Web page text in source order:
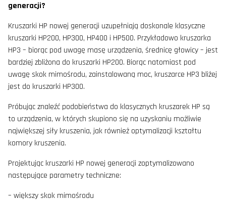
generacji?
Kruszarki HP nowej generacji uzupełniają doskonale klasyczne
kruszarki HP200, HP300, HP400 i HP500. Przykładowo kruszarka
HP3 – biorąc pod uwagę masę urządzenia, średnicę głowicy – jest
bardziej zbliżona do kruszarki HP200. Biorąc natomiast pod
uwagę skok mimośrodu, zainstalowaną moc, kruszarce HP3 bliżej
jest do kruszarki HP300.
Próbując znaleźć podobieństwa do klasycznych kruszarek HP są
to urządzenia, w których skupiono się na uzyskaniu możliwie
największej siły kruszenia, jak również optymalizacji kształtu
komory kruszenia.
Projektując kruszarki HP nowej generacji zoptymalizowano
następujące parametry techniczne:
– większy skok mimośrodu